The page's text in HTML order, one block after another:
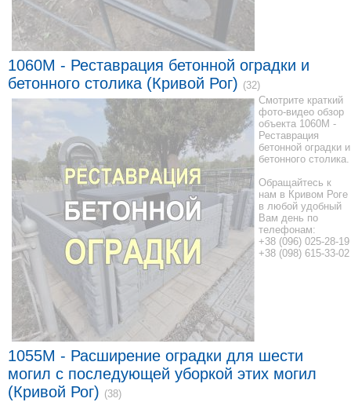
1060M - Реставрация бетонной оградки и
бетонного столика (Кривой Рог) (32)
Смотрите краткий
фото-видео обзор
объекта 1060M -
Реставрация
бетонной оградки и
бетонного столика.
Обращайтесь к
нам в Кривом Роге
в любой удобный
Вам день по
телефонам:
+38 (096) 025-28-19
+38 (098) 615-33-02
1055M - Расширение оградки для шести
могил с последующей уборкой этих могил
(Кривой Рог) (38)